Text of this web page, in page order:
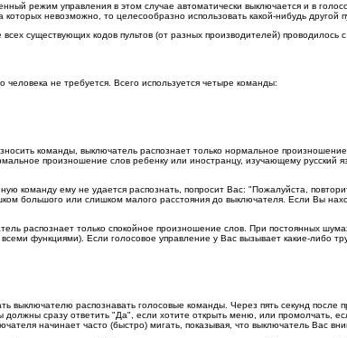
режим управления в этом случае автоматически выключается и в
невозможно, то целесообразно использовать какой-нибудь другой
существующих кодов пультов (от разных производителей)
не требуется. Всего используется четыре команды:
команды, выключатель распознает только нормальное
произношение слов ребенку или иностранцу, изучающему русский
команду ему не удается распознать, попросит Вас: "Пожалуйста,
большого или слишком малого расстояния до выключателя. Если Вы
распознает только спокойное произношение слов. При постоянных
функциями). Если голосовое управление у Вас вызывает какие-либо
распознавать голосовые команды. Через пять секунд после
сразу ответить "Да", если хотите открыть меню, или промолчать,
начинает часто (быстро) мигать, показывая, что выключатель Вас